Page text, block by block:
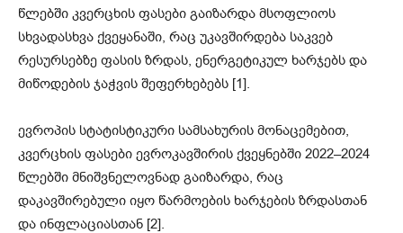
წლებში კვერცხის ფასები გაიზარდა მსოფლიოს
სხვადასხვა ქვეყანაში, რაც უკავშირდება საკვებ
რესურსებზე ფასის ზრდას, ენერგეტიკულ ხარჯებს და
მიწოდების ჯაჭვის შეფერხებებს [1].
ევროპის სტატისტიკური სამსახურის მონაცემებით,
კვერცხის ფასები ევროკავშირის ქვეყნებში 2022–2024
წლებში მნიშვნელოვნად გაიზარდა, რაც
დაკავშირებული იყო წარმოების ხარჯების ზრდასთან
და ინფლაციასთან [2].